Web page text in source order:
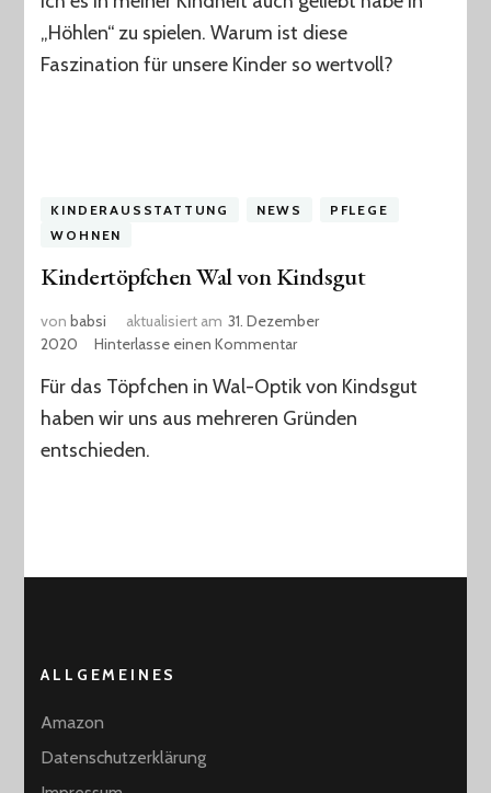
unseren
Kindern
fördert.
„Höhlen“ zu spielen. Warum ist diese
Faszination für unsere Kinder so wertvoll?
KINDERAUSSTATTUNG NEWS
PFLEGE
WOHNEN
Kindertöpfchen Wal von Kindsgut
vonbabsi aktualisiert am 31. Dezember
2020
Hinterlasse einen Kommentarzu
Wal
von
Für das Töpfchen in Wal-Optik von Kindsgut
haben wir uns aus mehreren Gründen
entschieden.
ALLGEMEINES
Amazon
Datenschutzerklärung